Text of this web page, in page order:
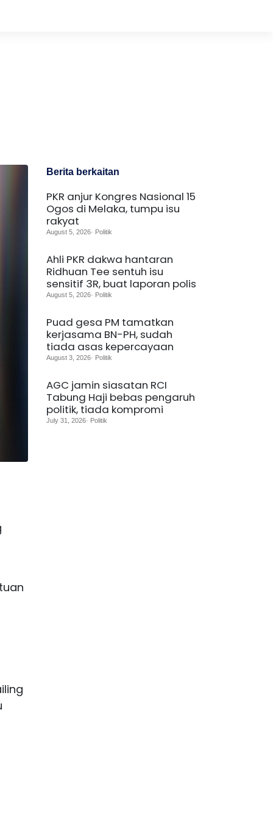
Berita berkaitan
PKR anjur Kongres Nasional 15
Ogos di Melaka, tumpu isu
rakyat
August 5, 2026· Politik
Ahli PKR dakwa hantaran
Ridhuan Tee sentuh isu
sensitif 3R, buat laporan polis
August 5, 2026· Politik
Puad gesa PM tamatkan
kerjasama BN-PH, sudah
tiada asas kepercayaan
August 3, 2026· Politik
AGC jamin siasatan RCI
Tabung Haji bebas pengaruh
politik, tiada kompromi
July 31, 2026· Politik